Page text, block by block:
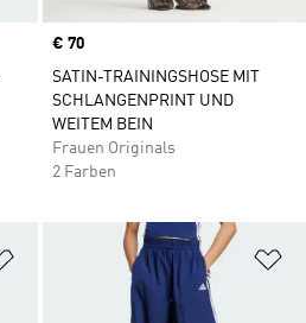
Price
€ 70
SATIN-TRAININGSHOSE MIT
SCHLANGENPRINT UND
WEITEM BEIN
Frauen Originals
2 Farben
Zur Wunschliste hinzufügen